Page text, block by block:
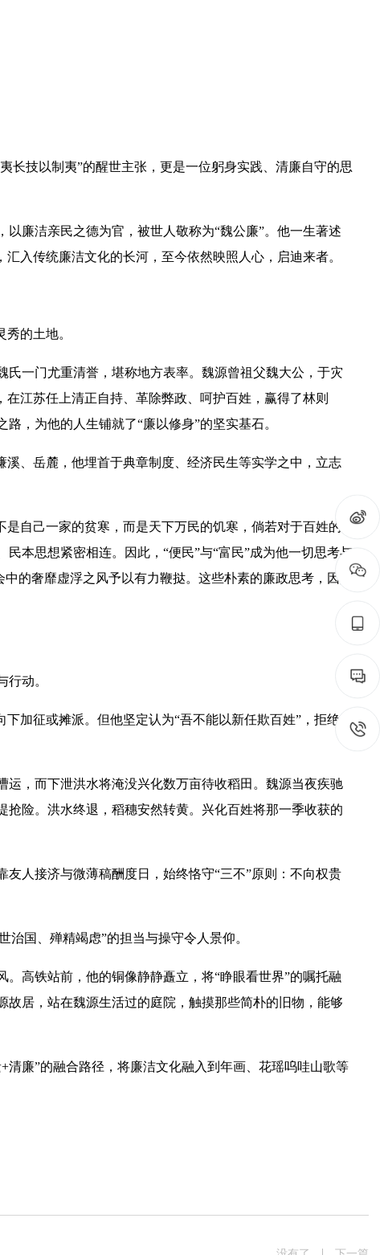
在线互动
融媒体
财政预
技以制夷”的醒世主张，更是一位躬身实践、清廉自守的思
廉洁亲民之德为官，被世人敬称为“魏公廉”。他一生著述
入传统廉洁文化的长河，至今依然映照人心，启迪来者。
的土地。
一门尤重清誉，堪称地方表率。魏源曾祖父魏大公，于灾
江苏任上清正自持、革除弊政、呵护百姓，赢得了林则
，为他的人生铺就了“廉以修身”的坚实基石。
、岳麓，他埋首于典章制度、经济民生等实学之中，立志
自己一家的贫寒，而是天下万民的饥寒，倘若对于百姓的
本思想紧密相连。因此，“便民”与“富民”成为他一切思考与
的奢靡虚浮之风予以有力鞭挞。这些朴素的廉政思考，因其
动。
加征或摊派。但他坚定认为“吾不能以新任欺百姓”，拒绝增
，而下泄洪水将淹没兴化数万亩待收稻田。魏源当夜疾驰
险。洪水终退，稻穗安然转黄。兴化百姓将那一季收获的
人接济与微薄稿酬度日，始终恪守“三不”原则：不向权贵
国、殚精竭虑”的担当与操守令人景仰。
高铁站前，他的铜像静静矗立，将“睁眼看世界”的嘱托融
居，站在魏源生活过的庭院，触摸那些简朴的旧物，能够
廉”的融合路径，将廉洁文化融入到年画、花瑶呜哇山歌等